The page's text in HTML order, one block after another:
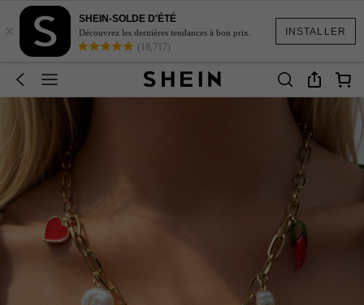
INSTALLER
×
SHEIN-SOLDE D'ÉTÉ
Découvrez les dernières tendances à bon prix.
(18,717)